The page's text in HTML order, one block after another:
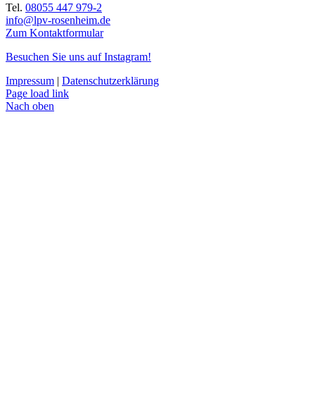
Tel. 08055 447 979-2
info@lpv-rosenheim.de
Zum Kontaktformular
Besuchen Sie uns auf Instagram!
Impressum | Datenschutzerklärung
Page load link
Nach oben